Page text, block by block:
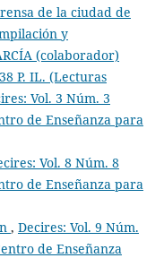
de la ciudad de
y
(colaborador)
P. IL. (Lecturas
Vol. 3 Núm. 3
de Enseñanza para
Vol. 8 Núm. 8
de Enseñanza para
, Decires: Vol. 9 Núm.
de Enseñanza